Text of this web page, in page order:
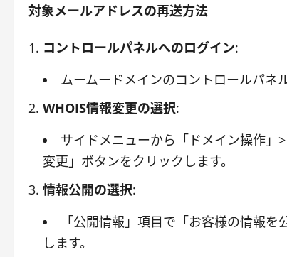
対象メールアドレスの再送方法
コントロールパネルへのログイン:
ムームードメインのコントロールパネ
WHOIS情報変更の選択:
サイドメニューから「ドメイン操作」
変更」ボタンをクリックします。
情報公開の選択:
「公開情報」項目で「お客様の情報
します。